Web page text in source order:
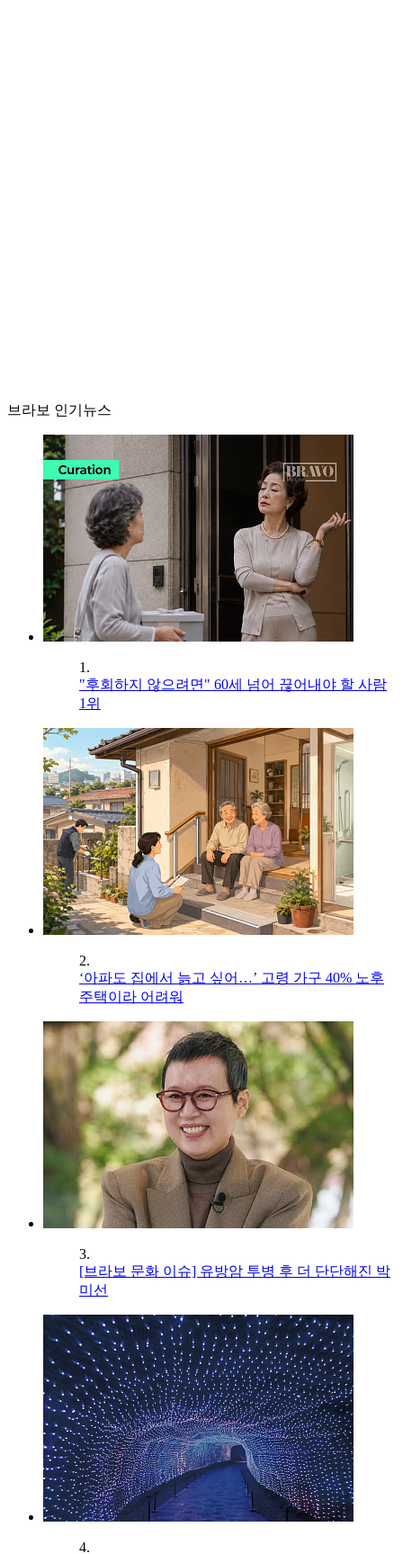
브라보 인기뉴스
1.
"후회하지 않으려면" 60세 넘어 끊어내야 할 사람
1위
2.
‘아파도 집에서 늙고 싶어…’ 고령 가구 40% 노후
주택이라 어려워
3.
[브라보 문화 이슈] 유방암 투병 후 더 단단해진 박
미선
4.